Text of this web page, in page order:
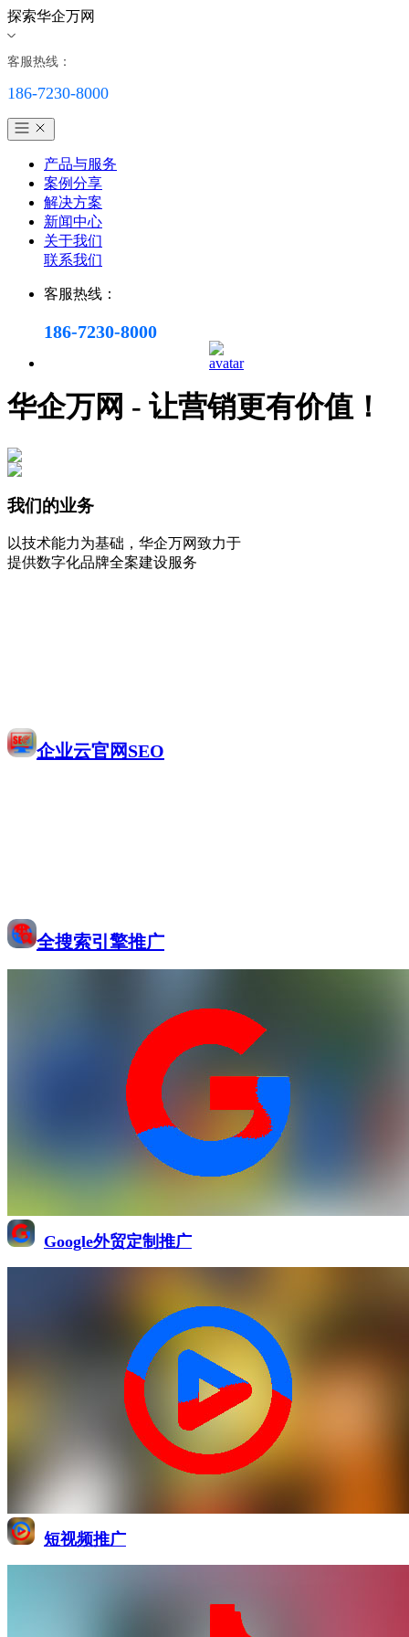
探索华企万网
客服热线：
186-7230-8000
产品与服务
案例分享
解决方案
新闻中心
关于我们
联系我们
客服热线：
186-7230-8000
华企万网 - 让营销更有价值！
我们的业务
以技术能力为基础，华企万网致力于
提供数字化品牌全案建设服务
企业云官网SEO
全搜索引擎推广
Google外贸定制推广
短视频推广